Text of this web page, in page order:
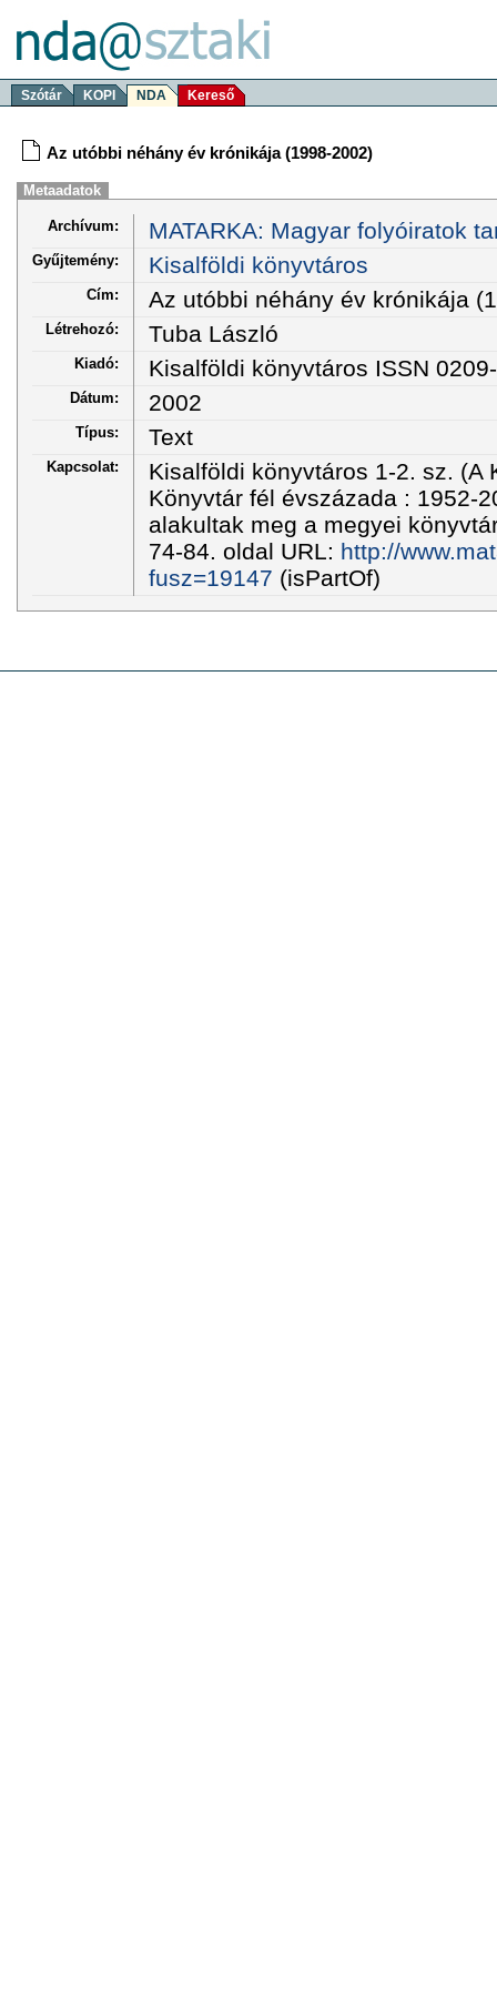
Szótár KOPI NDA Kereső
Az utóbbi néhány év krónikája (1998-2002)
Metaadatok
Archívum: MATARKA: Magyar folyóiratok
Gyűjtemény: Kisalföldi könyvtáros
Cím: Az utóbbi néhány év krónikája
Létrehozó: Tuba László
Kiadó: Kisalföldi könyvtáros ISSN
Dátum: 2002
Típus: Text
Kapcsolat:
Kisalföldi könyvtáros 1-2. sz. (A
Könyvtár fél évszázada : 1952-
alakultak meg a megyei
74-84. oldal URL: http://
fusz=19147 (isPartOf)